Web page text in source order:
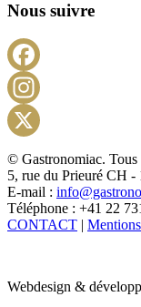
Nous suivre
© Gastronomiac. Tous
5, rue du Prieuré CH -
E-mail :
Téléphone : +41 22
CONTACT |
Webdesign &